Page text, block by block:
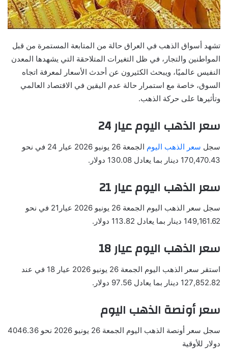
تشهد أسواق الذهب في العراق حالة من المتابعة المستمرة من قبل
المواطنين والتجار، في ظل التغيرات المتلاحقة التي يشهدها المعدن
النفيس عالميًا، ويبحث الكثيرون عن أحدث الأسعار لمعرفة اتجاه
السوق، خاصة مع استمرار حالة عدم اليقين في الاقتصاد العالمي
وتأثيرها على حركة الذهب.
سعر الذهب اليوم عيار 24
سجل سعر الذهب اليوم
الجمعة 26 يونيو 2026 عيار 24 في نحو
170,470.43 دينار بما يعادل 130.08 دولار.
سعر الذهب اليوم عيار 21
سجل سعر الذهب اليوم الجمعة 26 يونيو 2026 عيار21 في نحو
149,161.62 دينار بما يعادل 113.82 دولار.
سعر الذهب اليوم عيار 18
استقر سعر الذهب اليوم الجمعة 26 يونيو 2026 عيار 18 في عند
127,852.82 دينار بما يعادل 97.56 دولار.
سعر أونصة الذهب اليوم
سجل سعر أونصة الذهب اليوم الجمعة 26 يونيو 2026 نحو 4046.36
دولار للأوقية